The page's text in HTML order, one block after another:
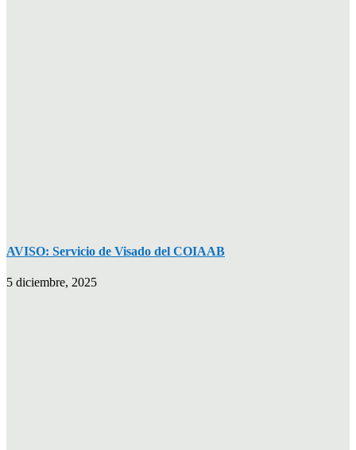
AVISO: Servicio de Visado del COIAAB
5 diciembre, 2025